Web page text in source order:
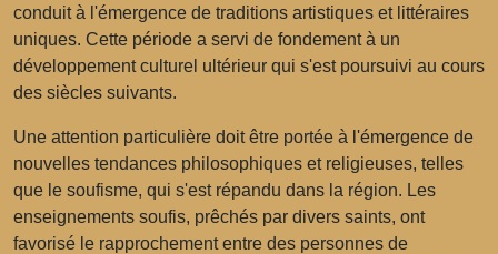
conduit à l'émergence de traditions artistiques et littéraires
uniques. Cette période a servi de fondement à un
développement culturel ultérieur qui s'est poursuivi au cours
des siècles suivants.
Une attention particulière doit être portée à l'émergence de
nouvelles tendances philosophiques et religieuses, telles
que le soufisme, qui s'est répandu dans la région. Les
enseignements soufis, prêchés par divers saints, ont
favorisé le rapprochement entre des personnes de